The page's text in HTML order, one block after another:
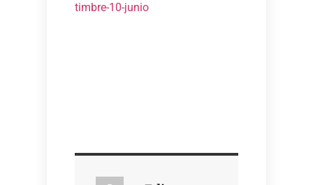
timbre-10-junio